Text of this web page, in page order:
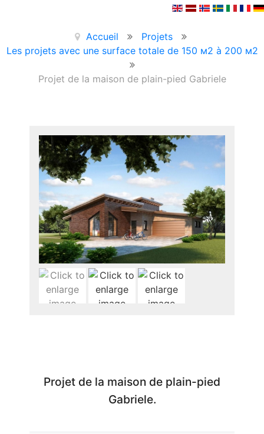
Accueil
Projets
Les projets avec une surface totale de 150 м2 à 200 м2
Projet de la maison de plain-pied Gabriele
Projet de la maison de plain-pied
Gabriele.